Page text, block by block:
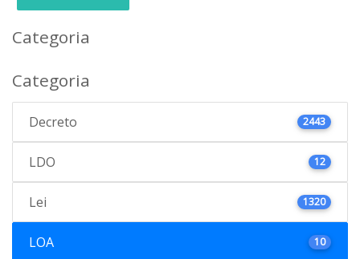
Categoria
Categoria
Decreto 2443
LDO 12
Lei 1320
LOA 10